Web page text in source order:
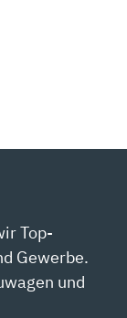
Top-
Gewerbe.
und